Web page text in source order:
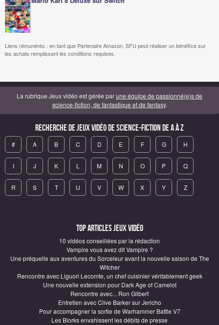
Liens rémunérés : en tant que Partenaire Amazon, SFU peut réaliser un bénéfice sur
les achats remplissant les conditions requises.
La rubrique Jeux vidéo est gérée parune équipe de passionné(e)s de
science-fiction, de fantastique et de fantasy.
Recherche de Jeux vidéo de science-fiction de A à Z
# A B C D E F G H
I J K L M N O P Q
R S T U V W X Y Z
Top articles Jeux vidéo
10 vidéos conseillées par la rédaction
Vampire vous avez dit Vampire ?
Une préquelle aux aventures du Sorceleur avant la nouvelle saison de The
Witcher
Rencontre avec Liguori Lecomte, un chef cuisinier véritablement geek
Une nouvelle extension pour Dark Age of Camelot
Rencontre avec... Ron Gilbert
Entretien avec Clive Barker sur Jericho
Pour accompagner la sortie de Warhammer Battle V7
Les Blorks envahissent les débits de presse